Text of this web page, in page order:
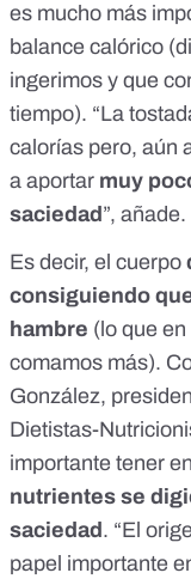
es mucho más
balance calórico
ingerimos y que
tiempo). “La
calorías pero, aún
a aportar muy
saciedad ”, añade.
Es decir, el cuerpo
consiguiendo
hambre (lo que
comamos más).
González,
Dietistas-
importante tener
nutrientes se
saciedad . “El
papel importante